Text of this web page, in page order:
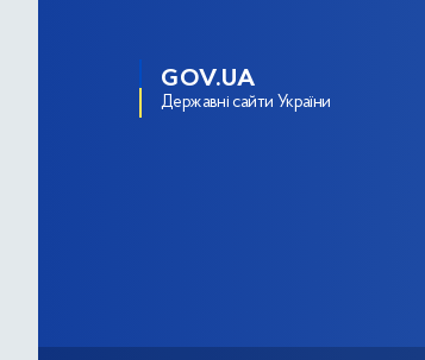
GOV.UA
Державні сайти України